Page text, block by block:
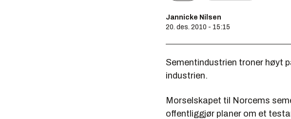
Jannicke Nilsen
20. des. 2010 - 15:15
Sementindustrien troner høyt
industrien.
Morselskapet til Norcems
offentliggjør planer om et